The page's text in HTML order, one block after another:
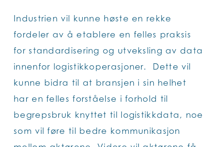
Industrien vil kunne høste en rekke
fordeler av å etablere en felles praksis
for standardisering og utveksling av data
innenfor logistikkoperasjoner. Dette vil
kunne bidra til at bransjen i sin helhet
har en felles forståelse i forhold til
begrepsbruk knyttet til logistikkdata, noe
som vil føre til bedre kommunikasjon